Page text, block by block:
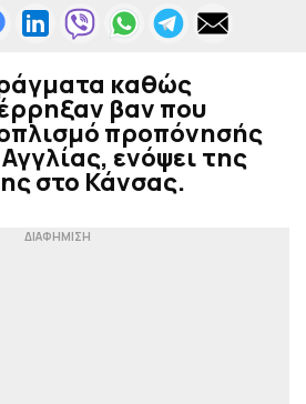
καθώς
βαν που
προπόνησής
ενόψει της
στο Κάνσας.